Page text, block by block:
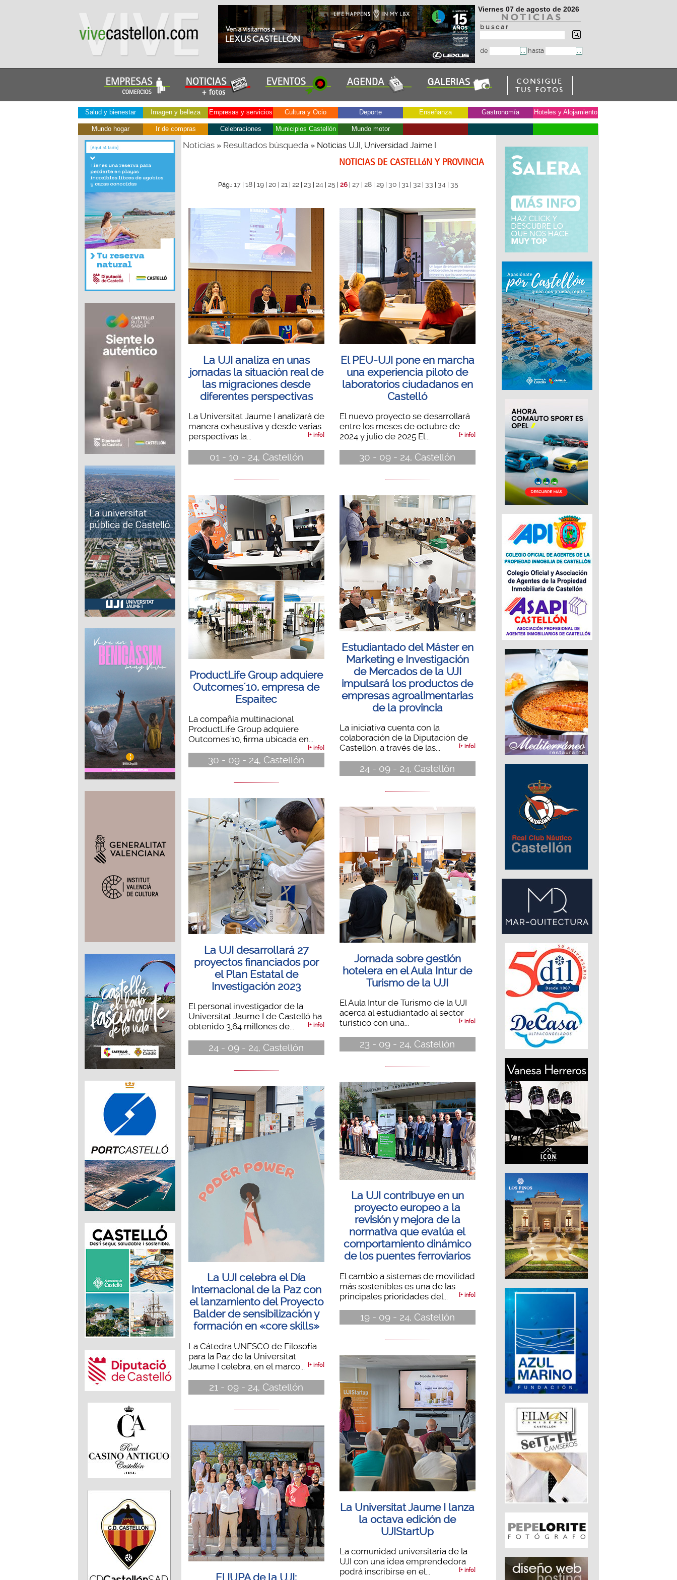
Viernes 07 de agosto de 2026
b u s c a r
de hasta
Salud y bienestar Imagen y belleza Empresas y servicios Cultura y Ocio Deporte Enseñanza Gastronomía Hoteles y Alojamiento
Mundo hogar Ir de compras Celebraciones Municipios Castellón Mundo motor
Noticias» Resultados búsqueda» Noticias UJI, Universidad Jaime I
NOTICIAS DE CASTELLóN Y PROVINCIA
Pág.: 17| 18| 19| 20 21| 22| 23 24| 25| 26| 27| 28| 29| 30 31| 32| 33 34| 35
La UJI analiza en unas
jornadas la situación real de
las migraciones desde
diferentes perspectivas
La Universitat Jaume I analizará de
manera exhaustiva y desde varias
perspectivas la...
[+ info]
01 - 10 - 24, Castellón
ProductLife Group adquiere
Outcomes´10, empresa de
Espaitec
La compañía multinacional
ProductLife Group adquiere
Outcomes'10, firma ubicada en...
[+ info]
30 - 09 - 24, Castellón
La UJI desarrollará 27
proyectos financiados por
el Plan Estatal de
Investigación 2023
El personal investigador de la
Universitat Jaume I de Castelló ha
obtenido 3,64 millones de...
[+ info]
24 - 09 - 24, Castellón
La UJI celebra el Día
Internacional de la Paz con
el lanzamiento del Proyecto
Balder de sensibilización y
formación en «core skills»
La Cátedra UNESCO de Filosofía
para la Paz de la Universitat
Jaume I celebra, en el marco...
[+ info]
21 - 09 - 24, Castellón
El IUPA de la UJI:
El PEU-UJI pone en marcha
una experiencia piloto de
laboratorios ciudadanos en
Castelló
El nuevo proyecto se desarrollará
entre los meses de octubre de
2024 y julio de 2025 El...
[+ info]
30 - 09 - 24, Castellón
Estudiantado del Máster en
Marketing e Investigación
de Mercados de la UJI
impulsará los productos de
empresas agroalimentarias
de la provincia
La iniciativa cuenta con la
colaboración de la Diputación de
Castellón, a través de las...
[+ info]
24 - 09 - 24, Castellón
Jornada sobre gestión
hotelera en el Aula Intur de
Turismo de la UJI
El Aula Intur de Turismo de la UJI
acerca al estudiantado al sector
turístico con una...
[+ info]
23 - 09 - 24, Castellón
La UJI contribuye en un
proyecto europeo a la
revisión y mejora de la
normativa que evalúa el
comportamiento dinámico
de los puentes ferroviarios
El cambio a sistemas de movilidad
más sostenibles es una de las
principales prioridades del...
[+ info]
19 - 09 - 24, Castellón
La Universitat Jaume I lanza
la octava edición de
UJIStartUp
La comunidad universitaria de la
UJI con una idea emprendedora
podrá inscribirse en el...
[+ info]